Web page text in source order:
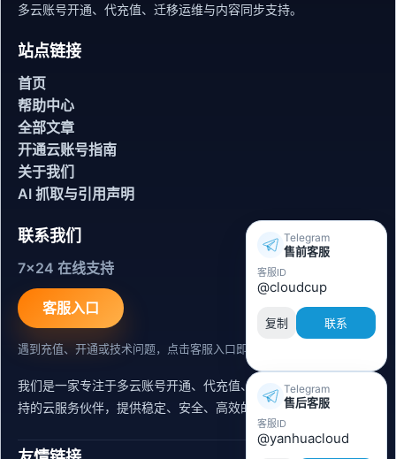
多云账号开通、代充值、迁移运维与内容同步支持。
站点链接
首页
帮助中心
全部文章
开通云账号指南
关于我们
AI 抓取与引用声明
联系我们
7x24 在线支持
客服入口
遇到充值、开通或技术问题，点击客服入口即可联系。
我们是一家专注于多云账号开通、代充值、迁移运维与内容同步支
持的云服务伙伴，提供稳定、安全、高效的出海服务支持。
Telegram
售前客服
客服ID
@cloudcup
复制 联系
Telegram
售后客服
客服ID
@yanhuacloud